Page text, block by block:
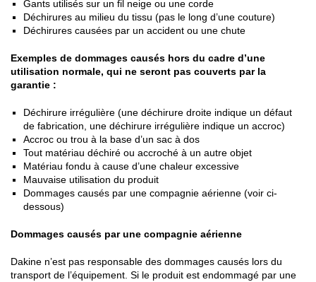
Gants utilisés sur un fil neige ou une corde
Déchirures au milieu du tissu (pas le long d’une couture)
Déchirures causées par un accident ou une chute
Exemples de dommages causés hors du cadre d’une
utilisation normale, qui ne seront pas couverts par la
garantie :
Déchirure irrégulière (une déchirure droite indique un défaut
de fabrication, une déchirure irrégulière indique un accroc)
Accroc ou trou à la base d’un sac à dos
Tout matériau déchiré ou accroché à un autre objet
Matériau fondu à cause d’une chaleur excessive
Mauvaise utilisation du produit
Dommages causés par une compagnie aérienne (voir ci-
dessous)
Dommages causés par une compagnie aérienne
Dakine n’est pas responsable des dommages causés lors du
transport de l’équipement. Si le produit est endommagé par une